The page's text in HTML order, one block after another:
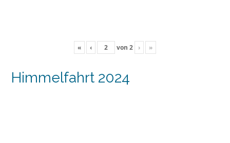
« ‹ von 2 › »
Himmelfahrt 2024